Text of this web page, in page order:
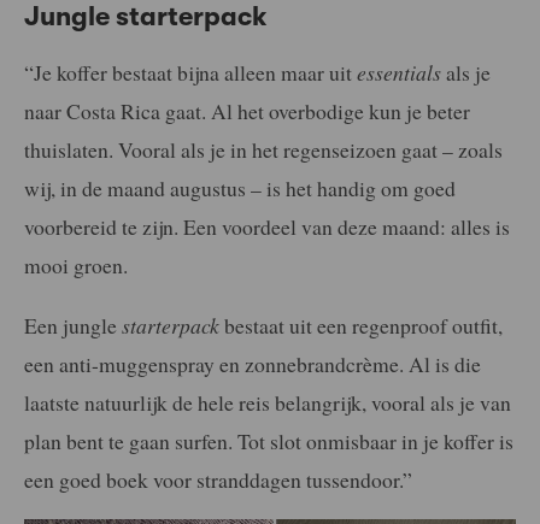
Jungle starterpack
“Je koffer bestaat bijna alleen maar uitessentialsals je
naar Costa Rica gaat. Al het overbodige kun je beter
thuislaten. Vooral als je in het regenseizoen gaat – zoals
wij, in de maand augustus – is het handig om goed
voorbereid te zijn. Een voordeel van deze maand: alles is
mooi groen.
Een jungle starterpackbestaat uit een regenproof outfit,
een anti-muggenspray en zonnebrandcrème. Al is die
laatste natuurlijk de hele reis belangrijk, vooral als je van
plan bent te gaan surfen. Tot slot onmisbaar in je koffer is
een goed boek voor stranddagen tussendoor.”